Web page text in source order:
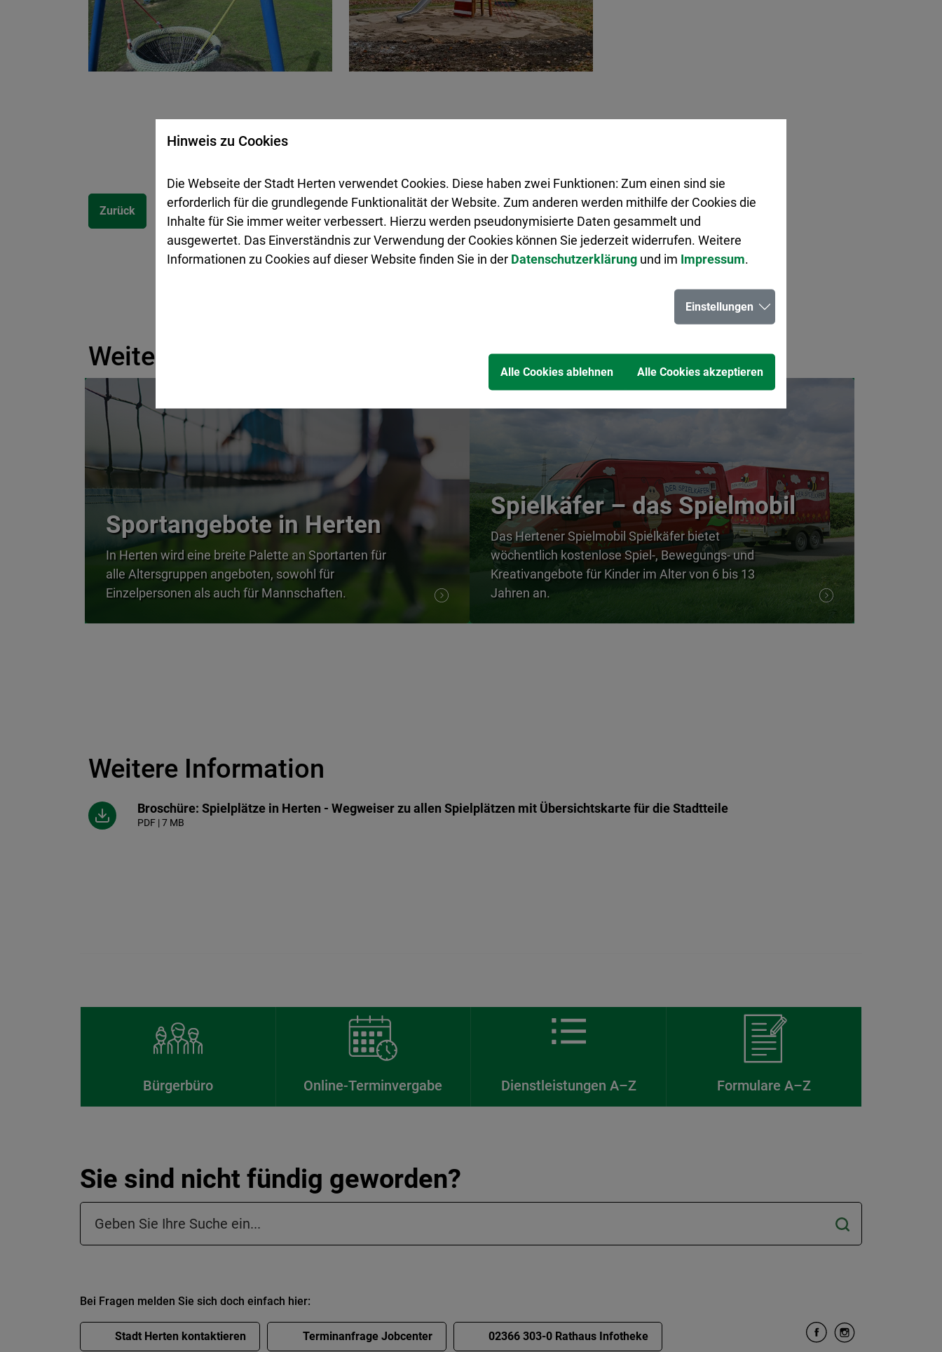
Zurück
Weitere Themen
Sportangebote in Herten
In Herten wird eine breite Palette an Sportarten für
alle Altersgruppen angeboten, sowohl für
Einzelpersonen als auch für Mannschaften.
Spielkäfer – das Spielmobil
Das Hertener Spielmobil Spielkäfer bietet
wöchentlich kostenlose Spiel-, Bewegungs- und
Kreativangebote für Kinder im Alter von 6 bis 13
Jahren an.
Weitere Information
Broschüre: Spielplätze in Herten - Wegweiser zu allen Spielplätzen mit Übersichtskarte für die Stadtteile
PDF | 7 MB
Bürgerbüro Online-Terminvergabe Dienstleistungen A–Z Formulare A–Z
Sie sind nicht fündig geworden?
Suchfeld in der Fußzeile
Bei Fragen melden Sie sich doch einfach hier:
Stadt Herten kontaktieren Terminanfrage Jobcenter 02366 303-0 Rathaus Infotheke
Hinweis zu Cookies
Die Webseite der Stadt Herten verwendet Cookies. Diese haben zwei Funktionen: Zum einen sind sie
erforderlich für die grundlegende Funktionalität der Website. Zum anderen werden mithilfe der Cookies die
Inhalte für Sie immer weiter verbessert. Hierzu werden pseudonymisierte Daten gesammelt und
ausgewertet. Das Einverständnis zur Verwendung der Cookies können Sie jederzeit widerrufen. Weitere
Informationen zu Cookies auf dieser Website finden Sie in der Datenschutzerklärung und im Impressum.
Einstellungen
Alle Cookies ablehnen Alle Cookies akzeptieren